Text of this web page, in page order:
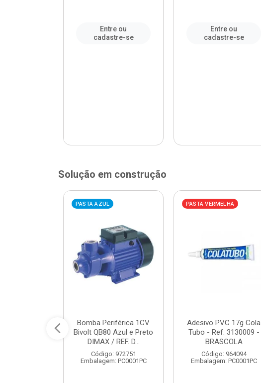
Entre ou
cadastre-se
Entre ou
cadastre-se
Solução em construção
PASTA AZUL
Bomba Periférica 1CV
Bivolt QB80 Azul e Preto
DIMAX / REF. D...
Código: 972751
Embalagem: PC0001PC
PASTA VERMELHA
Adesivo PVC 17g Cola
Tubo - Ref. 3130009 -
BRASCOLA
Código: 964094
Embalagem: PC0001PC